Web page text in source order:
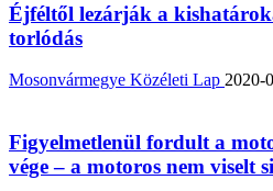
Éjféltől lezárják a
torlódás
Mosonvármegye Közéleti Lap 2020-
Figyelmetlenül fordult a
vége – a motoros nem viselt